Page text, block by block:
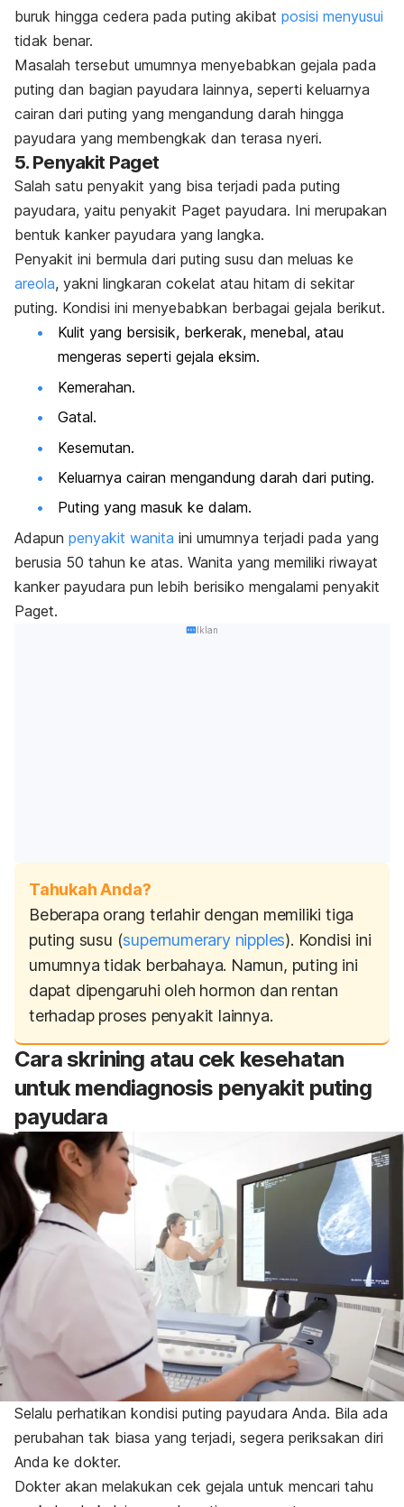
buruk hingga cedera pada puting akibat posisi menyusui
tidak benar.
Masalah tersebut umumnya menyebabkan gejala pada
puting dan bagian payudara lainnya, seperti keluarnya
cairan dari puting yang mengandung darah hingga
payudara yang membengkak dan terasa nyeri.
5. Penyakit Paget
Salah satu penyakit yang bisa terjadi pada puting
payudara, yaitu penyakit Paget payudara. Ini merupakan
bentuk kanker payudara yang langka.
Penyakit ini bermula dari puting susu dan meluas ke
areola, yakni lingkaran cokelat atau hitam di sekitar
puting. Kondisi ini menyebabkan berbagai gejala berikut.
Kulit yang bersisik, berkerak, menebal, atau
mengeras seperti gejala eksim.
Kemerahan.
Gatal.
Kesemutan.
Keluarnya cairan mengandung darah dari puting.
Puting yang masuk ke dalam.
Adapun penyakit wanita ini umumnya terjadi pada yang
berusia 50 tahun ke atas. Wanita yang memiliki riwayat
kanker payudara pun lebih berisiko mengalami penyakit
Paget.
Iklan
Tahukah Anda?
Beberapa orang terlahir dengan memiliki tiga
puting susu (supernumerary nipples). Kondisi ini
umumnya tidak berbahaya. Namun, puting ini
dapat dipengaruhi oleh hormon dan rentan
terhadap proses penyakit lainnya.
Cara skrining atau cek kesehatan
untuk mendiagnosis penyakit puting
payudara
Selalu perhatikan kondisi puting payudara Anda. Bila ada
perubahan tak biasa yang terjadi, segera periksakan diri
Anda ke dokter.
Dokter akan melakukan cek gejala untuk mencari tahu